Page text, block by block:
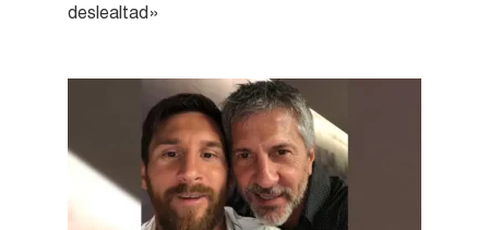
deslealtad»